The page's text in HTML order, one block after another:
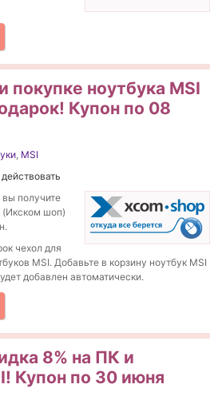
покупке ноутбука MSI
Купон по 08
MSI
вы получите
(Икском шоп)
чехол для
MSI. Добавьте в корзину ноутбук MSI
добавлен автоматически.
8% на ПК и
Купон по 30 июня